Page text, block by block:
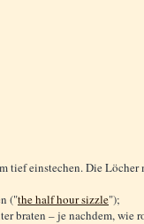
tief einstechen. Die Löcher
("the half hour sizzle");
braten – je nachdem, wie